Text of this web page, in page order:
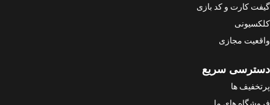
گیفت کارت و کد بازی
کلکسیونی
واقعیت مجازی
دسترسی سریع
پرتخفیف ها
فروشگاه های ما